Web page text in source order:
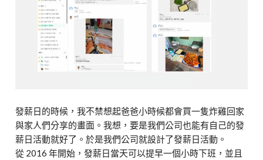
發薪日的時候，我不禁想起爸爸小時候都會買一隻炸雞回家
與家人們分享的畫面。我想，要是我們公司也能有自己的發
薪日活動就好了。於是我們公司就設計了發薪日活動。
從 2016 年開始，發薪日當天可以提早一個小時下班，並且